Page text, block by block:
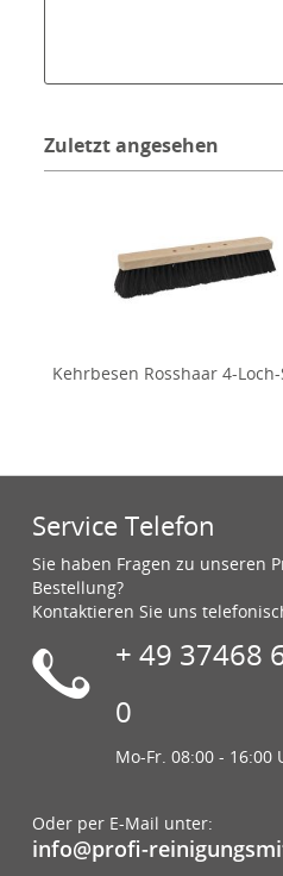
Zuletzt angesehen
Kehrbesen Rosshaar 4-
Service Telefon
Sie haben Fragen zu unseren
Bestellung?
Kontaktieren Sie uns
+ 49 37468
0
Mo-Fr. 08:00 - 16:00
Oder per E-Mail unter:
info@profi-